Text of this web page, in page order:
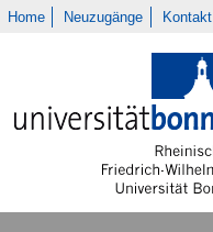
Home Neuzugänge Kontakt